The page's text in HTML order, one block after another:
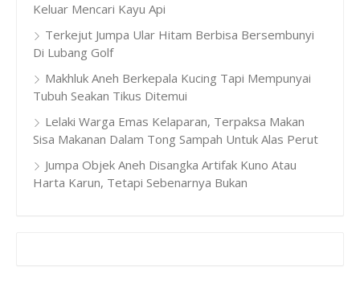
Keluar Mencari Kayu Api
Terkejut Jumpa Ular Hitam Berbisa Bersembunyi
Di Lubang Golf
Makhluk Aneh Berkepala Kucing Tapi Mempunyai
Tubuh Seakan Tikus Ditemui
Lelaki Warga Emas Kelaparan, Terpaksa Makan
Sisa Makanan Dalam Tong Sampah Untuk Alas Perut
Jumpa Objek Aneh Disangka Artifak Kuno Atau
Harta Karun, Tetapi Sebenarnya Bukan